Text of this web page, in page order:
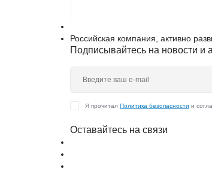
Российская компания, активно
Подписывайтесь на новости и
Я прочитал Политика безопасности и
Оставайтесь на связи